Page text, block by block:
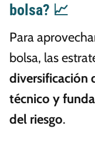
bolsa? 📈
Para
bolsa, las
diversificación
técnico y
del riesgo.